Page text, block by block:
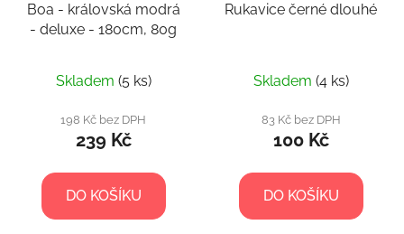
Boa - královská modrá
- deluxe - 180cm, 80g
Skladem (5 ks)
198 Kč bez DPH
239 Kč
DO KOŠÍKU
Rukavice černé dlouhé
Skladem (4 ks)
83 Kč bez DPH
100 Kč
DO KOŠÍKU